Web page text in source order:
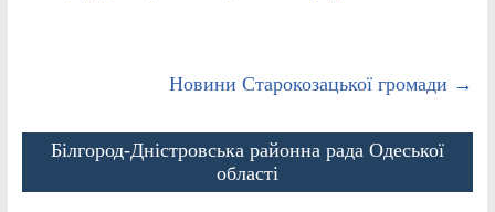
Новини Старокозацької громади →
Білгород-Дністровська районна рада Одеської
області